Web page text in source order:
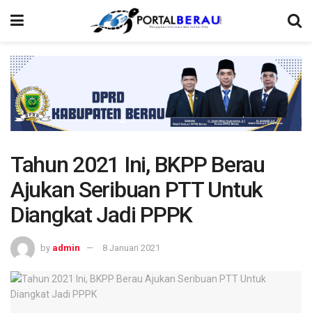
Tahun 2021 Ini, BKPP Berau
Ajukan Seribuan PTT Untuk
Diangkat Jadi PPPK
by admin 8 Januari 2021